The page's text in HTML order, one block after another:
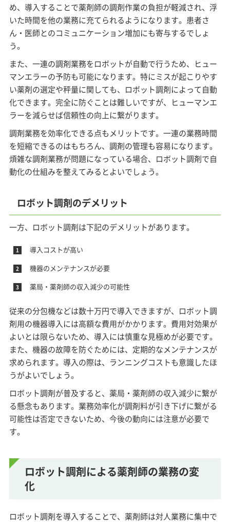
め、導入することで薬剤師の調剤作業の負担が軽減され、浮
いた時間を他の業務に充てられるようになります。患者さ
ん・医師とのコミュニケーション増加にも寄与するでしょ
う。
また、一連の調剤業務をロボットが自動で行うため、ヒュー
マンエラーの予防も可能になります。特にミスが起こりやす
い薬剤の選定や秤量に関しても、ロボット調剤によって自動
化できます。完全に防ぐことは難しいですが、ヒューマンエ
ラーを減らせば信頼性の向上に繋がります。
調剤業務を効率化できる点もメリットです。一連の業務時間
を短縮できるのはもちろん、調剤の管理も容易になります。
煩雑な調剤業務が問題になっている場合、ロボット調剤で自
動化の仕組みを整えてみるとよいでしょう。
ロボット調剤のデメリット
一方、ロボット調剤は下記のデメリットがあります。
導入コストが高い
機器のメンテナンスが必要
薬局・薬剤師の収入減少の可能性
従来の分包機などは数十万円で導入できますが、ロボット調
剤用の機器導入には高額な費用がかかります。費用対効果が
よいとは限らないため、導入には慎重な見極めが必要です。
また、機器の故障を防ぐためには、定期的なメンテナンスが
求められます。導入の際は、ランニングコストも意識したほ
うがよいでしょう。
ロボット調剤が普及すると、薬局・薬剤師の収入減少に繋が
る懸念もあります。業務効率化が調剤料が引き下げに繋がる
可能性は否定できないため、今後の動向には注意が必要で
す。
ロボット調剤による薬剤師の業務の変
化
ロボット調剤を導入することで、薬剤師は対人業務に集中で